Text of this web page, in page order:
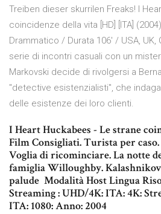
Treiben dieser skurrilen Freaks! I
coincidenze della vita [HD] [ITA]
Drammatico / Durata 106′ / USA, UK,
serie di incontri casuali con un
Markovski decide di rivolgersi a
"detective esistenzialisti", che
delle esistenze dei loro clienti.
I Heart Huckabees - Le strane
Film Consigliati. Turista per
Voglia di ricominciare. La notte
famiglia Willoughby.
palude Modalità Host Lingua
Streaming : UHD/4K: ITA: 4K:
ITA: 1080: Anno: 2004